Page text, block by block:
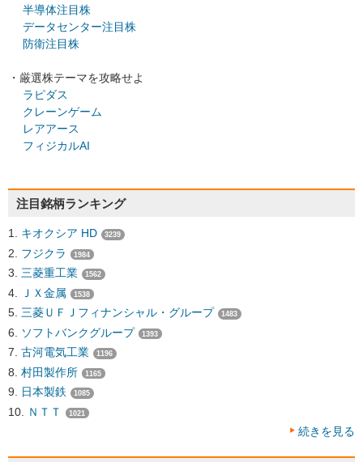
半導体注目株
データセンター注目株
防衛注目株
・厳選株テーマを攻略せよ
ラピダス
クレーンゲーム
レアアース
フィジカルAI
注目銘柄ランキング
キオクシア HD 3239
フジクラ 1984
三菱重工業 1562
ＪＸ金属 1538
三菱ＵＦＪフィナンシャル・グループ 1483
ソフトバンクグループ 1393
古河電気工業 1196
村田製作所 1165
日本製鉄 1085
ＮＴＴ 1021
続きを見る